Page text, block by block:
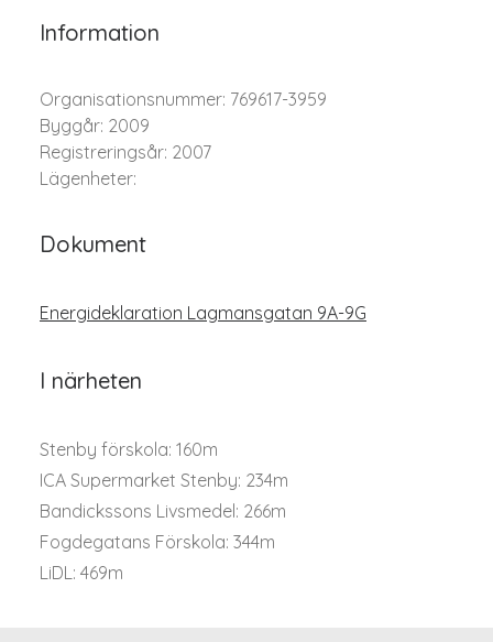
Information
Organisationsnummer: 769617-3959
Byggår: 2009
Registreringsår: 2007
Lägenheter:
Dokument
Energideklaration Lagmansgatan 9A-9G
I närheten
Stenby förskola: 160m
ICA Supermarket Stenby: 234m
Bandickssons Livsmedel: 266m
Fogdegatans Förskola: 344m
LiDL: 469m